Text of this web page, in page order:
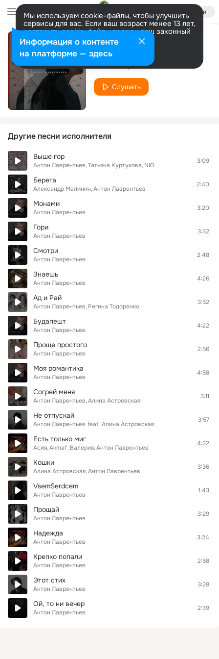
Войти
Мы используем cookie-файлы, чтобы улучшить
сервисы для вас. Если ваш возраст менее 13 лет,
настроить cookie-файлы должен ваш законный
представитель. Больше информации
Разрешить все Настроить
40 Ten
Антон Лаврентьев
Слушать
Другие песни исполнителя
Выше гор
Антон Лаврентьев Татьяна Куртукова NЮ
3:09
Берега
Александр Малинин Антон Лаврентьев
2:40
Монами
Антон Лаврентьев
3:20
Гори
Антон Лаврентьев
3:32
Смотри
Антон Лаврентьев
2:48
Знаешь
Антон Лаврентьев
4:26
Ад и Рай
Антон Лаврентьев Регина Тодоренко
3:52
Будапешт
Антон Лаврентьев
4:22
Проще простого
Антон Лаврентьев
2:56
Моя романтика
Антон Лаврентьев
4:58
Согрей меня
Антон Лаврентьев Алина Астровская
3:11
Не отпускай
Антон Лаврентьев feat. Алина Астровская
3:57
Есть только миг
Асия Akmal' Валерия Антон Лаврентьев
4:22
Кошки
Алина Астровская Антон Лаврентьев
3:36
VsemSerdcem
Антон Лаврентьев
1:43
Прощай
Антон Лаврентьев
3:29
Надежда
Антон Лаврентьев
3:24
Крепко попали
Антон Лаврентьев
2:58
Этот стих
Антон Лаврентьев
3:28
Ой, то ни вечер
Антон Лаврентьев
2:39
Информация о контенте
на платформе — здесь